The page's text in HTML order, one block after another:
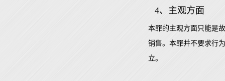
4、主观方面
本罪的主观方面只能是
销售。本罪并不要求行
立。